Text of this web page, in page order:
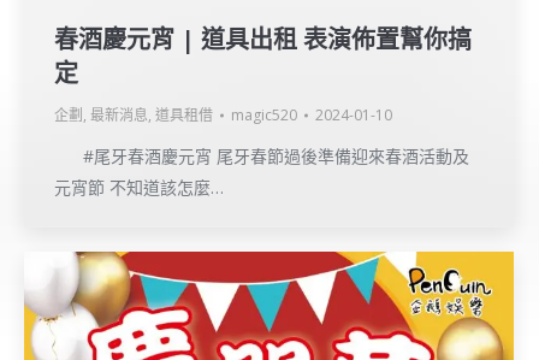
春酒慶元宵 | 道具出租 表演佈置幫你搞
定
企劃 , 最新消息, 道具租借 magic520 2024-01-10
#尾牙春酒慶元宵 尾牙春節過後準備迎來春酒活動及
元宵節 不知道該怎麼…